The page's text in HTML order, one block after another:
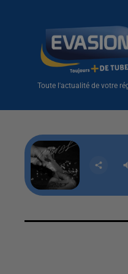
Toute l'actualité de votre